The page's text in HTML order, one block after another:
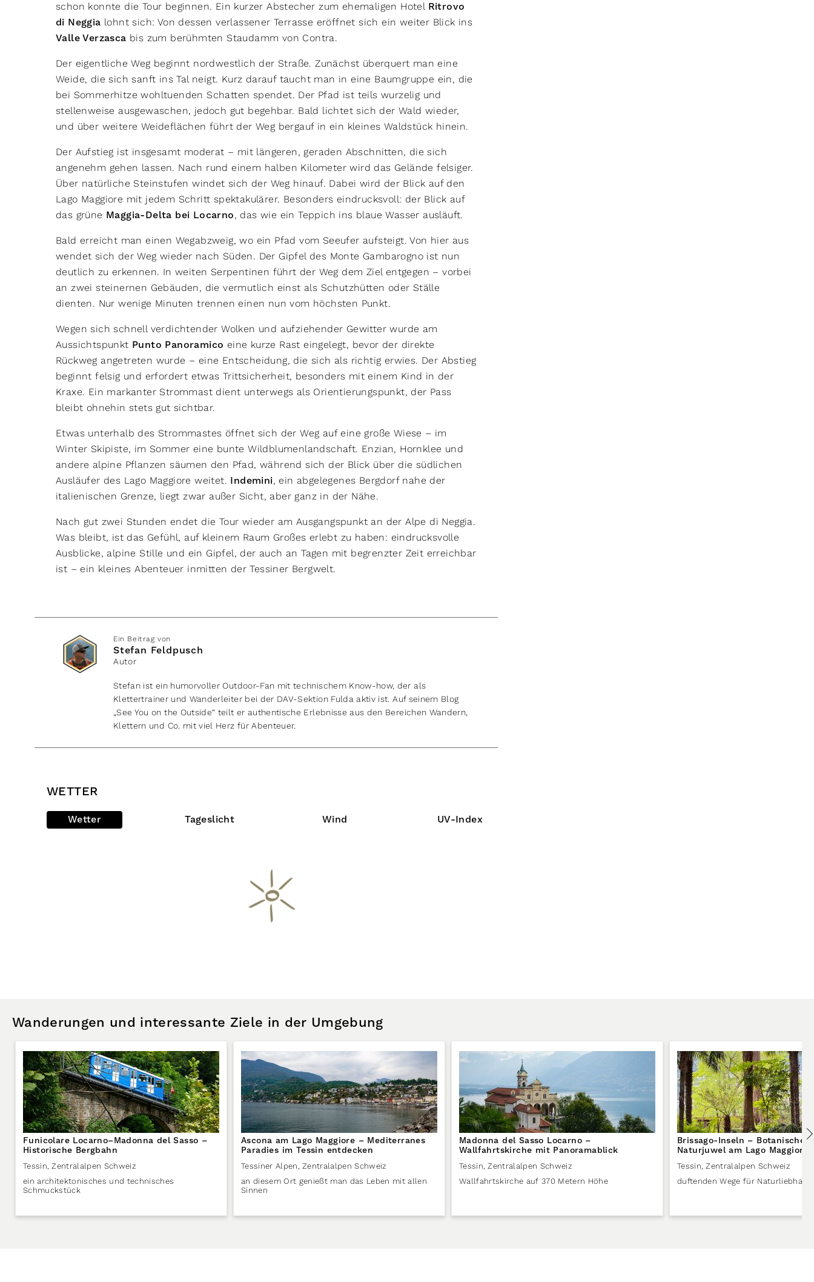
schon konnte die Tour beginnen. Ein kurzer Abstecher zum ehemaligen Hotel Ritrovo
di Neggia lohnt sich: Von dessen verlassener Terrasse eröffnet sich ein weiter Blick ins
Valle Verzasca bis zum berühmten Staudamm von Contra.
Der eigentliche Weg beginnt nordwestlich der Straße. Zunächst überquert man eine
Weide, die sich sanft ins Tal neigt. Kurz darauf taucht man in eine Baumgruppe ein, die
bei Sommerhitze wohltuenden Schatten spendet. Der Pfad ist teils wurzelig und
stellenweise ausgewaschen, jedoch gut begehbar. Bald lichtet sich der Wald wieder,
und über weitere Weideflächen führt der Weg bergauf in ein kleines Waldstück hinein.
Der Aufstieg ist insgesamt moderat – mit längeren, geraden Abschnitten, die sich
angenehm gehen lassen. Nach rund einem halben Kilometer wird das Gelände felsiger.
Über natürliche Steinstufen windet sich der Weg hinauf. Dabei wird der Blick auf den
Lago Maggiore mit jedem Schritt spektakulärer. Besonders eindrucksvoll: der Blick auf
das grüne Maggia-Delta bei Locarno, das wie ein Teppich ins blaue Wasser ausläuft.
Bald erreicht man einen Wegabzweig, wo ein Pfad vom Seeufer aufsteigt. Von hier aus
wendet sich der Weg wieder nach Süden. Der Gipfel des Monte Gambarogno ist nun
deutlich zu erkennen. In weiten Serpentinen führt der Weg dem Ziel entgegen – vorbei
an zwei steinernen Gebäuden, die vermutlich einst als Schutzhütten oder Ställe
dienten. Nur wenige Minuten trennen einen nun vom höchsten Punkt.
Wegen sich schnell verdichtender Wolken und aufziehender Gewitter wurde am
Aussichtspunkt Punto Panoramico eine kurze Rast eingelegt, bevor der direkte
Rückweg angetreten wurde – eine Entscheidung, die sich als richtig erwies. Der Abstieg
beginnt felsig und erfordert etwas Trittsicherheit, besonders mit einem Kind in der
Kraxe. Ein markanter Strommast dient unterwegs als Orientierungspunkt, der Pass
bleibt ohnehin stets gut sichtbar.
Etwas unterhalb des Strommastes öffnet sich der Weg auf eine große Wiese – im
Winter Skipiste, im Sommer eine bunte Wildblumenlandschaft. Enzian, Hornklee und
andere alpine Pflanzen säumen den Pfad, während sich der Blick über die südlichen
Ausläufer des Lago Maggiore weitet. Indemini, ein abgelegenes Bergdorf nahe der
italienischen Grenze, liegt zwar außer Sicht, aber ganz in der Nähe.
Nach gut zwei Stunden endet die Tour wieder am Ausgangspunkt an der Alpe di Neggia.
Was bleibt, ist das Gefühl, auf kleinem Raum Großes erlebt zu haben: eindrucksvolle
Ausblicke, alpine Stille und ein Gipfel, der auch an Tagen mit begrenzter Zeit erreichbar
ist – ein kleines Abenteuer inmitten der Tessiner Bergwelt.
Ein Beitrag von
Stefan Feldpusch
Autor
Stefan ist ein humorvoller Outdoor-Fan mit technischem Know-how, der als
Klettertrainer und Wanderleiter bei der DAV-Sektion Fulda aktiv ist. Auf seinem Blog
„See You on the Outside“ teilt er authentische Erlebnisse aus den Bereichen Wandern,
Klettern und Co. mit viel Herz für Abenteuer.
WETTER
Wetter Tageslicht Wind UV-Index
Wanderungen und interessante Ziele in der Umgebung
Funicolare Locarno–Madonna del Sasso –
Historische Bergbahn
Tessin, Zentralalpen Schweiz
ein architektonisches und technisches
Schmuckstück
Ascona am Lago Maggiore – Mediterranes
Paradies im Tessin entdecken
Tessiner Alpen , Zentralalpen Schweiz
an diesem Ort genießt man das Leben mit allen
Sinnen
Madonna del Sasso Locarno –
Wallfahrtskirche mit Panoramablick
Tessin, Zentralalpen Schweiz
Wallfahrtskirche auf 370 Metern Höhe
Brissago-Inseln – Botanischer
Naturjuwel am Lago Maggiore
Tessin, Zentralalpen Schweiz
duftenden Wege für